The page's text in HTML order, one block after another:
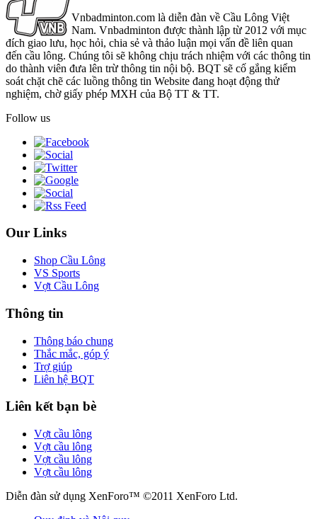
Vnbadminton.com là diễn đàn về Cầu Lông Việt
Nam. Vnbadminton được thành lập từ 2012 với mục
đích giao lưu, học hỏi, chia sẻ và thảo luận mọi vấn đề liên quan
đến cầu lông. Chúng tôi sẽ không chịu trách nhiệm với các thông tin
do thành viên đưa lên trừ thông tin nội bộ. BQT sẽ cố gắng kiểm
soát chặt chẽ các luồng thông tin Website đang hoạt động thử
nghiệm, chờ giấy phép MXH của Bộ TT & TT.
Follow us
Our Links
Shop Cầu Lông
VS Sports
Vợt Cầu Lông
Thông tin
Thông báo chung
Thắc mắc, góp ý
Trợ giúp
Liên hệ BQT
Liên kết bạn bè
Vợt cầu lông
Vợt cầu lông
Vợt cầu lông
Vợt cầu lông
Diễn đàn sử dụng XenForo™ ©2011 XenForo Ltd.